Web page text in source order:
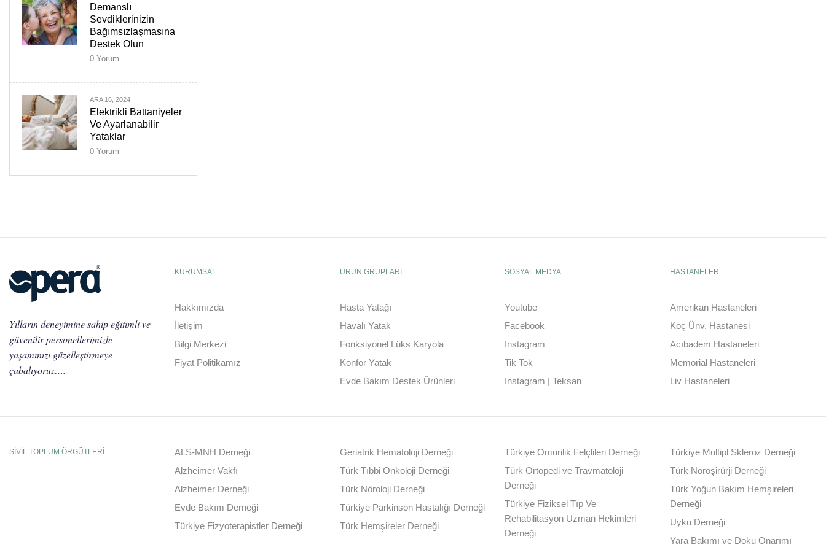
Demanslı
Sevdiklerinizin
Bağımsızlaşmasına
Destek Olun
0 Yorum
ARA 16, 2024
Elektrikli Battaniyeler
Ve Ayarlanabilir
Yataklar
0 Yorum
Yılların deneyimine sahip eğitimli ve
güvenilir personellerimizle
yaşamınızı güzelleştirmeye
çabalıyoruz….
KURUMSAL
Hakkımızda
İletişim
Bilgi Merkezi
Fiyat Politikamız
ÜRÜN GRUPLARI
Hasta Yatağı
Havalı Yatak
Fonksiyonel Lüks Karyola
Konfor Yatak
Evde Bakım Destek Ürünleri
SOSYAL MEDYA
Youtube
Facebook
Instagram
Tik Tok
Instagram | Teksan
HASTANELER
Amerikan Hastaneleri
Koç Ünv. Hastanesi
Acıbadem Hastaneleri
Memorial Hastaneleri
Liv Hastaneleri
SİVİL TOPLUM ÖRGÜTLERİ
ALS-MNH Derneği
Alzheimer Vakfı
Alzheimer Derneği
Evde Bakım Derneği
Türkiye Fizyoterapistler Derneği
Geriatrik Hematoloji Derneği
Türk Tıbbi Onkoloji Derneği
Türk Nöroloji Derneği
Türkiye Parkinson Hastalığı Derneği
Türk Hemşireler Derneği
Türkiye Omurilik Felçlileri Derneği
Türk Ortopedi ve Travmatoloji
Derneği
Türkiye Fiziksel Tıp Ve
Rehabilitasyon Uzman Hekimleri
Derneği
Türkiye Multipl Skleroz Derneği
Türk Nöroşirürji Derneği
Türk Yoğun Bakım Hemşireleri
Derneği
Uyku Derneği
Yara Bakımı ve Doku Onarımı